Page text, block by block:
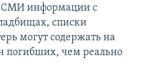
информации с
списки
могут содержать на
чем реально